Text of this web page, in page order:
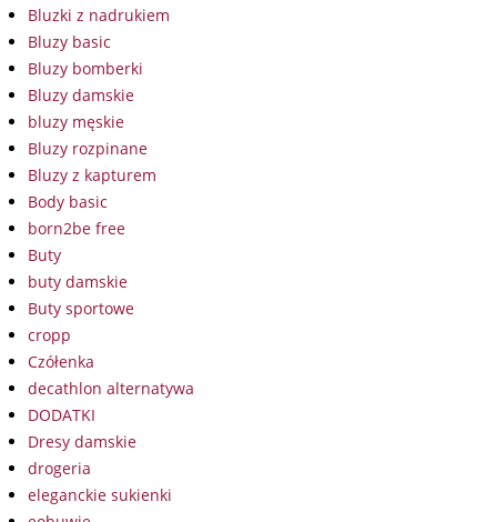
Bluzki z nadrukiem
Bluzy basic
Bluzy bomberki
Bluzy damskie
bluzy męskie
Bluzy rozpinane
Bluzy z kapturem
Body basic
born2be free
Buty
buty damskie
Buty sportowe
cropp
Czółenka
decathlon alternatywa
DODATKI
Dresy damskie
drogeria
eleganckie sukienki